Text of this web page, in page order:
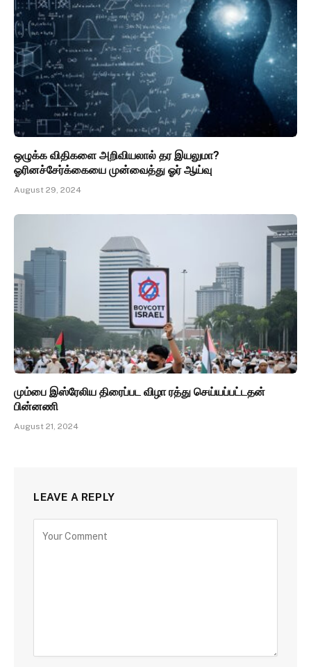
ஒழுக்க விதிகளை அறிவியலால் தர இயலுமா?
ஓரினச்சேர்க்கையை முன்வைத்து ஓர் ஆய்வு
August 29, 2024
மும்பை இஸ்ரேலிய திரைப்பட விழா ரத்து செய்யப்பட்டதன்
பின்னணி
August 21, 2024
LEAVE A REPLY